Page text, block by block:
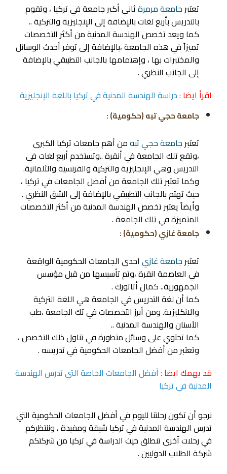
تعتبر جامعة مرمرةثاني أكبر جامعة في تركيا ، وتقوم
بالتدريس بأربع لغات بالإضافة إلى الإنجليزية والتركية ..
كما ويعد تخصص الهندسة المدنية من أكثر التخصصات
تميزاً في هذه الجامعة ،بالإضافة إلى توفر أحدث الوسائل
والمختبرات بها ، وإهتمامها بالجانب التطبيقي بالإضافة
إلى الجانب النظري .
اقرأ ايضا :دراسة الهندسة المدنية في تركيا باللغة الإنجليزية
جامعة حجي تبه (حكومية) :
تعتبرجامعة حجي تبهمن أهم جامعات تركيا الكبرى
،وتقع تلك الجامعة في أنقرة ..وتستخدم أربع لغات في
التدريس وهي الإنجليزية والتركية والفرنسية والألمانية.
وكما تعتبر تلك الجامعة من أفضل الجامعات في تركيا ،
حيث تهتم بالجانب التطبيقي بالإضافة إلى الشق النظري .
وأيضاً يعتبر تخصص الهندسة المدنية من أكثر التخصصات
المتميزة في تلك الجامعة .
جامعة غازي (حكومية) :
تعتبر جامعة غازي احدى الجامعات الحكومية الواقعة
في العاصمة انقرة ،وتم تأسيسها من قبل مؤسس
الجمهورية.. كمال أتاتورك .
كما أن لغة التدريس في الجامعة هي اللغة التركية
والانكليزية. ومن أبرز التخصصات في تك الجامعة ،طب
الأسنان والهندسة المدنية ..
كما تحتوي على وسائل متطورة في تناول ذلك التخصص ،
وتعتبر من أفضل الجامعات الحكومية في تدريسه .
قد يهمك ايضا :أفضل الجامعات الخاصة التي تدرس الهندسة
المدنية في تركيا
نرجو أن تكون رحلتنا لليوم في أفضل الجامعات الحكومية التي
تدرس الهندسة المدنية في تركيا شيقة ومفيدة ، وننتظركم
في رحلات اّخرى تنطلق حيث الدراسة في تركيا من شركتكم
شركة الطلاب الدوليين .